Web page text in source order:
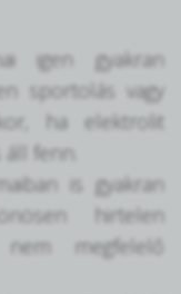
igen gyakran
sportolás vagy
ha elektrolit
fenn.
is gyakran
hirtelen
megfelelő